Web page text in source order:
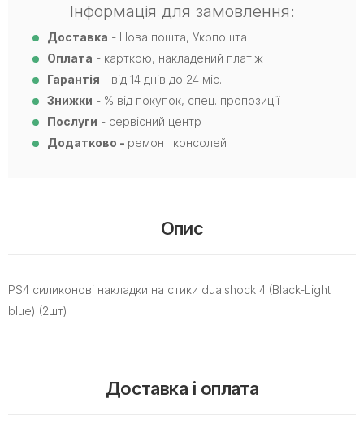
Інформація для замовлення:
Доставка - Нова пошта, Укрпошта
Оплата - карткою, накладений платіж
Гарантія - від 14 днів до 24 міс.
Знижки - % від покупок, спец. пропозиції
Послуги - сервісний центр
Додатково - ремонт консолей
Опис
PS4 силиконові накладки на стики dualshock 4 (Black-Light
blue) (2шт)
Доставка і оплата